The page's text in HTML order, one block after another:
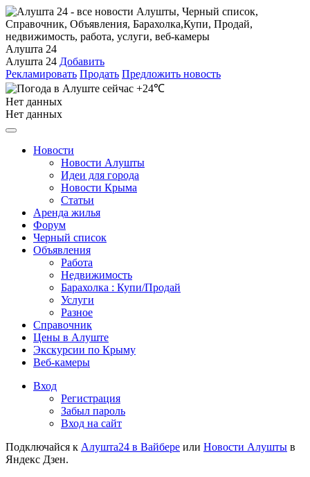
Алушта 24
Алушта 24 Добавить
Рекламировать Продать Предложить новость
+24℃
Нет данных
Нет данных
Новости
Новости Алушты
Идеи для города
Новости Крыма
Статьи
Аренда жилья
Форум
Черный список
Объявления
Работа
Недвижимость
Барахолка : Купи/Продай
Услуги
Разное
Справочник
Цены в Алуште
Экскурсии по Крыму
Веб-камеры
Вход
Регистрация
Забыл пароль
Вход на сайт
Подключайся к Алушта24 в Вайбере или Новости Алушты в
Яндекс Дзен.